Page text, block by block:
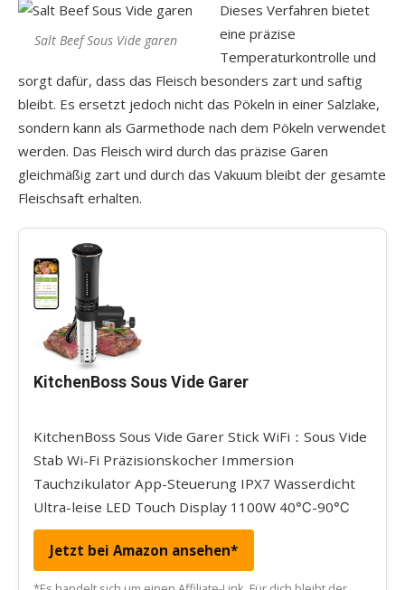
Salt Beef Sous Vide garen
Dieses Verfahren bietet
eine präzise
Temperaturkontrolle und
sorgt dafür, dass das Fleisch besonders zart und saftig
bleibt. Es ersetzt jedoch nicht das Pökeln in einer Salzlake,
sondern kann als Garmethode nach dem Pökeln verwendet
werden. Das Fleisch wird durch das präzise Garen
gleichmäßig zart und durch das Vakuum bleibt der gesamte
Fleischsaft erhalten.
KitchenBoss Sous Vide Garer
KitchenBoss Sous Vide Garer Stick WiFi：Sous Vide
Stab Wi-Fi Präzisionskocher Immersion
Tauchzikulator App-Steuerung IPX7 Wasserdicht
Ultra-leise LED Touch Display 1100W 40℃-90℃
Jetzt bei Amazon ansehen*